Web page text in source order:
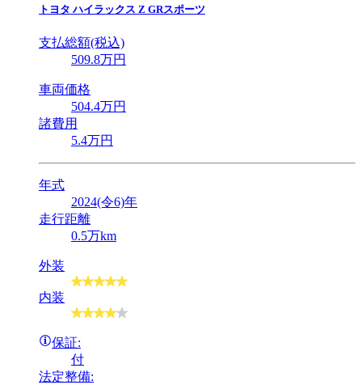
トヨタ ハイラックス Z GRスポーツ
支払総額(税込)
509.8万円
車両価格
504.4万円
諸費用
5.4万円
年式
2024(令6)年
走行距離
0.5万km
外装
内装
保証:
付
法定整備: